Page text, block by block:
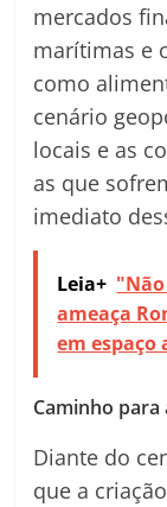
mercados
marítimas e
como
cenário
locais e as
as que
imediato
Leia+
ameaça
em espaço
Caminho para
Diante do
que a